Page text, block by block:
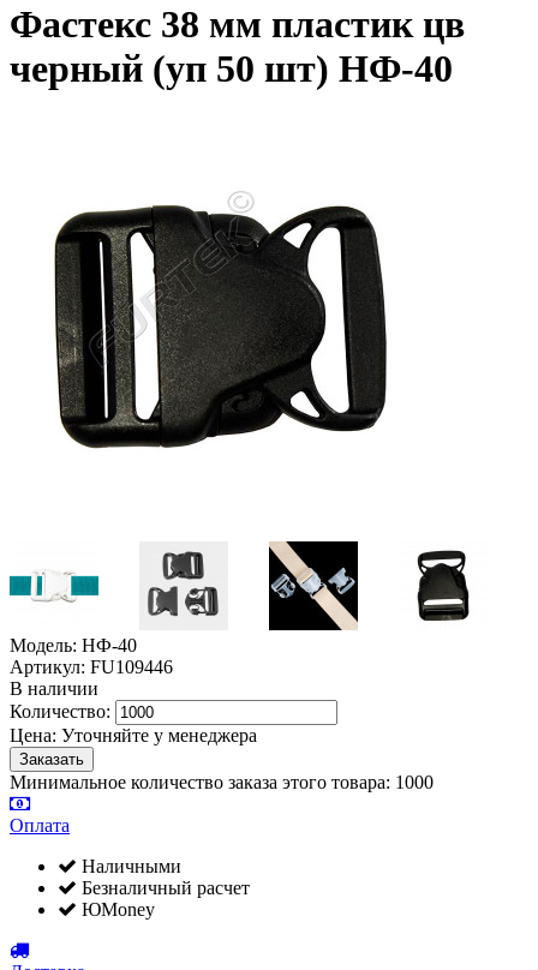
Фастекс 38 мм пластик цв
черный (уп 50 шт) НФ-40
Модель: НФ-40
Артикул: FU109446
В наличии
Количество:
Цена: Уточняйте у менеджера
Минимальное количество заказа этого товара: 1000
Оплата
Наличными
Безналичный расчет
ЮMoney